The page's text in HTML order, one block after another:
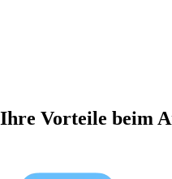
Ihre Vorteile beim